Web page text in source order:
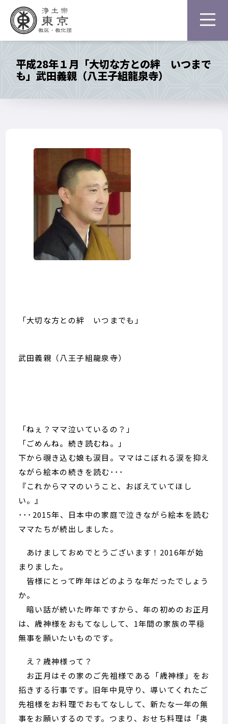
平成28年１月「大切な方との絆 いつまで
も」武田義親（八王子組龍泉寺）
「大切な方との絆 いつまでも」
武田義親（八王子組龍泉寺）
「ねぇ？ママ泣いているの？」
「ごめんね。続き読むね。」
下から覗き込む娘も涙目。ママはこぼれる涙を抑え
ながら絵本の続きを読む･･･
『これからママのいうこと、おぼえていてほし
い。』
･･･2015年、日本中の家庭で泣きながら絵本を読む
ママたちが続出しました。
あけましておめでとうございます！2016年が始
まりました。
皆様にとって昨年はどのような年だったでしょう
か。
暗い話が続いた昨年ですから、年の初めのお正月
は、歳神様をおもてなしして、1年間の家族の平穏
無事を願いたいものです。
え？歳神様って？
お正月はその家のご先祖様である「歳神様」をお
招きする行事です。旧年中見守り、導いてくれたご
先祖様をお料理でおもてなしして、新たな一年の無
事をお願いするのです。つまり、おせち料理は「奥